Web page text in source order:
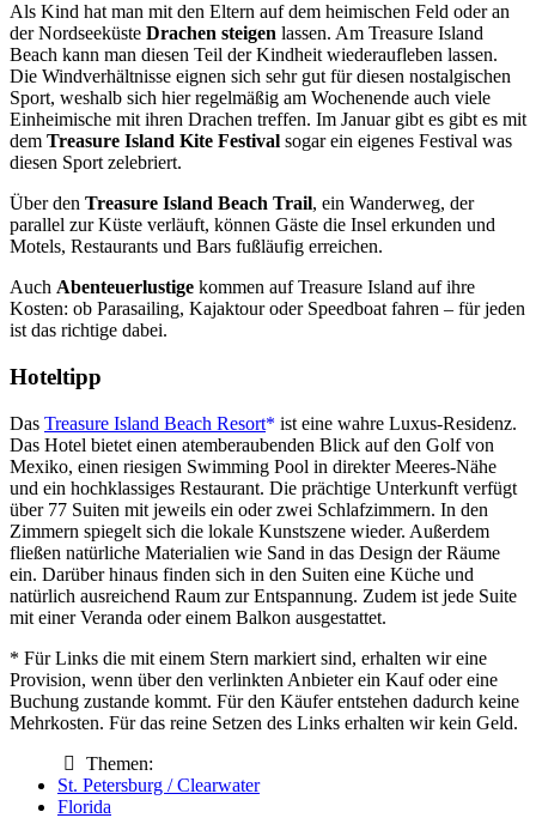
Als Kind hat man mit den Eltern auf dem heimischen Feld oder an
der Nordseeküste Drachen steigen lassen. Am Treasure Island
Beach kann man diesen Teil der Kindheit wiederaufleben lassen.
Die Windverhältnisse eignen sich sehr gut für diesen nostalgischen
Sport, weshalb sich hier regelmäßig am Wochenende auch viele
Einheimische mit ihren Drachen treffen. Im Januar gibt es gibt es mit
dem Treasure Island Kite Festival sogar ein eigenes Festival was
diesen Sport zelebriert.
Über den Treasure Island Beach Trail, ein Wanderweg, der
parallel zur Küste verläuft, können Gäste die Insel erkunden und
Motels, Restaurants und Bars fußläufig erreichen.
Auch Abenteuerlustige kommen auf Treasure Island auf ihre
Kosten: ob Parasailing, Kajaktour oder Speedboat fahren – für jeden
ist das richtige dabei.
Hoteltipp
Das Treasure Island Beach Resort
ist eine wahre Luxus-Residenz.
Das Hotel bietet einen atemberaubenden Blick auf den Golf von
Mexiko, einen riesigen Swimming Pool in direkter Meeres-Nähe
und ein hochklassiges Restaurant. Die prächtige Unterkunft verfügt
über 77 Suiten mit jeweils ein oder zwei Schlafzimmern. In den
Zimmern spiegelt sich die lokale Kunstszene wieder. Außerdem
fließen natürliche Materialien wie Sand in das Design der Räume
ein. Darüber hinaus finden sich in den Suiten eine Küche und
natürlich ausreichend Raum zur Entspannung. Zudem ist jede Suite
mit einer Veranda oder einem Balkon ausgestattet.
* Für Links die mit einem Stern markiert sind, erhalten wir eine
Provision, wenn über den verlinkten Anbieter ein Kauf oder eine
Buchung zustande kommt. Für den Käufer entstehen dadurch keine
Mehrkosten. Für das reine Setzen des Links erhalten wir kein Geld.
Themen:
St. Petersburg / Clearwater
Florida